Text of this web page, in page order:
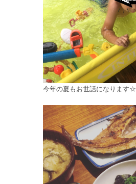
今年の夏もお世話になります☆